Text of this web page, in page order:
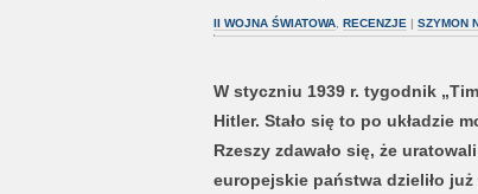
II WOJNA ŚWIATOWA, RECENZJE | SZYMON
W styczniu 1939 r. tygodnik
Hitler. Stało się to po układzie
Rzeszy zdawało się, że
europejskie państwa dzieliło